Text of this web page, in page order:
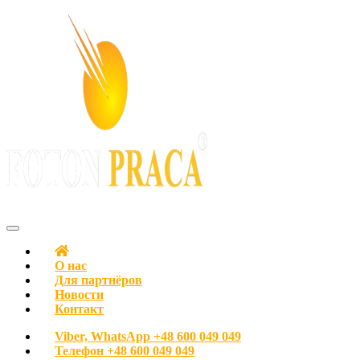
О нас
Для партнёров
Новости
Контакт
Viber, WhatsApp +48 600 049 049
Телефон +48 600 049 049